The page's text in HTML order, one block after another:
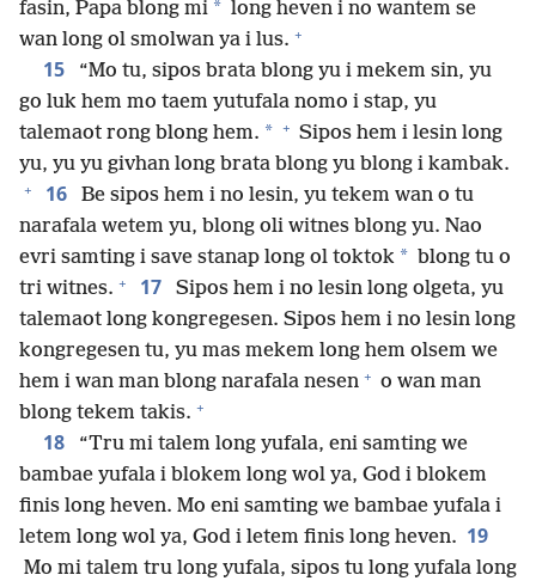
fasin, Papa blong mi * long heven i no wantem se
wan long ol smolwan ya i lus. +
15
“Mo tu, sipos brata blong yu i mekem sin, yu
go luk hem mo taem yutufala nomo i stap, yu
talemaot rong blong hem. * + Sipos hem i lesin long
yu, yu yu givhan long brata blong yu blong i kambak.
+ 16
Be sipos hem i no lesin, yu tekem wan o tu
narafala wetem yu, blong oli witnes blong yu. Nao
evri samting i save stanap long ol toktok * blong tu o
tri witnes. + 17
Sipos hem i no lesin long olgeta, yu
talemaot long kongregesen. Sipos hem i no lesin long
kongregesen tu, yu mas mekem long hem olsem we
hem i wan man blong narafala nesen + o wan man
blong tekem takis. +
18
“Tru mi talem long yufala, eni samting we
bambae yufala i blokem long wol ya, God i blokem
finis long heven. Mo eni samting we bambae yufala i
letem long wol ya, God i letem finis long heven. 19
Mo mi talem tru long yufala, sipos tu long yufala long